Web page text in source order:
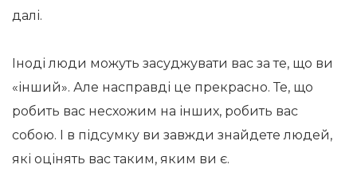
далі.
Іноді люди можуть засуджувати вас за те, що ви
«інший». Але насправді це прекрасно. Те, що
робить вас несхожим на інших, робить вас
собою. І в підсумку ви завжди знайдете людей,
які оцінять вас таким, яким ви є.